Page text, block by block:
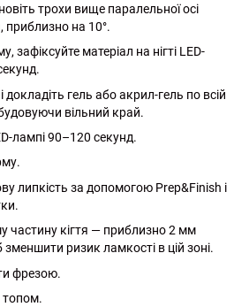
трохи вище паралельної осі
приблизно на 10°.
матеріал на нігті LED-
докладіть гель або акрил-гель по всій
вільний край.
лампі 90–120 секунд.
липкість за допомогою Prep&Finish і
частину кігтя — приблизно 2 мм
ризик ламкості в цій зоні.
фрезою.
топом.